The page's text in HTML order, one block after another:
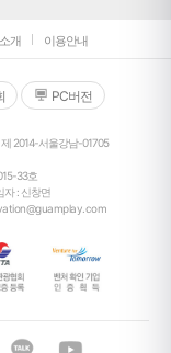
개 이용안내
PC버전
2014-서울강남-01705
33호
자 : 신창면